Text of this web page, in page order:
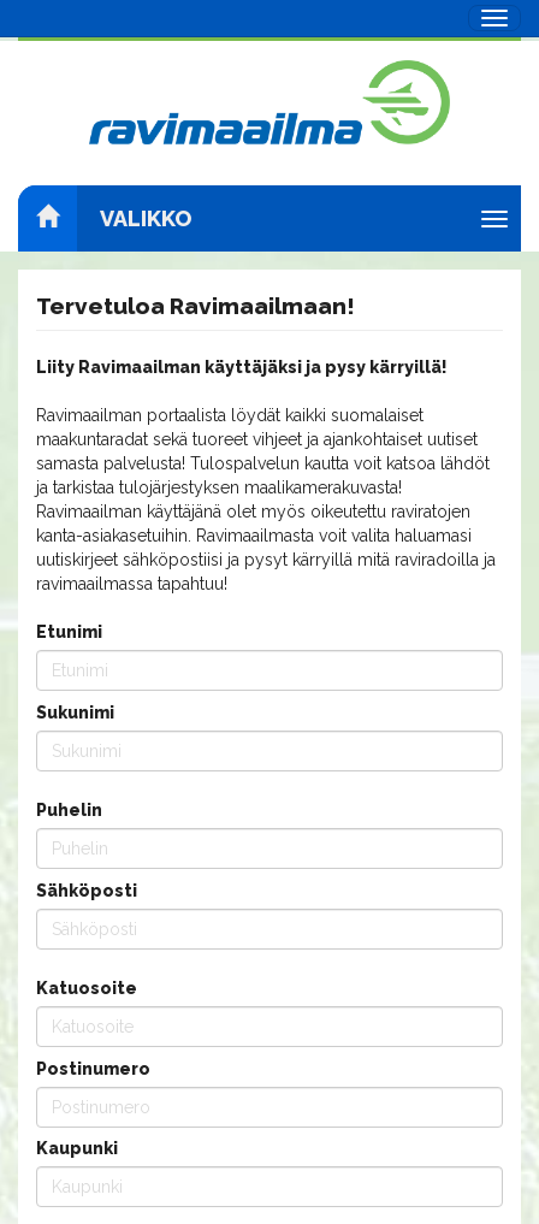
VALIKKO
Tervetuloa Ravimaailmaan!
Liity Ravimaailman käyttäjäksi ja pysy kärryillä!
Ravimaailman portaalista löydät kaikki suomalaiset
maakuntaradat sekä tuoreet vihjeet ja ajankohtaiset uutiset
samasta palvelusta! Tulospalvelun kautta voit katsoa lähdöt
ja tarkistaa tulojärjestyksen maalikamerakuvasta!
Ravimaailman käyttäjänä olet myös oikeutettu raviratojen
kanta-asiakasetuihin. Ravimaailmasta voit valita haluamasi
uutiskirjeet sähköpostiisi ja pysyt kärryillä mitä raviradoilla ja
ravimaailmassa tapahtuu!
Etunimi
Sukunimi
Puhelin
Sähköposti
Katuosoite
Postinumero
Kaupunki